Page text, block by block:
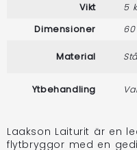
Vikt
5
Dimensioner
Material
Ytbehandling
Laakson Laiturit är en
flytbryggor med en